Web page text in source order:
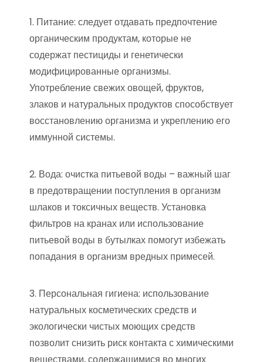
1. Питание: следует отдавать предпочтение
органическим продуктам, которые не
содержат пестициды и генетически
модифицированные организмы.
Употребление свежих овощей, фруктов,
злаков и натуральных продуктов способствует
восстановлению организма и укреплению его
иммунной системы.
2. Вода: очистка питьевой воды – важный шаг
в предотвращении поступления в организм
шлаков и токсичных веществ. Установка
фильтров на кранах или использование
питьевой воды в бутылках помогут избежать
попадания в организм вредных примесей.
3. Персональная гигиена: использование
натуральных косметических средств и
экологически чистых моющих средств
позволит снизить риск контакта с химическими
веществами, содержащимися во многих